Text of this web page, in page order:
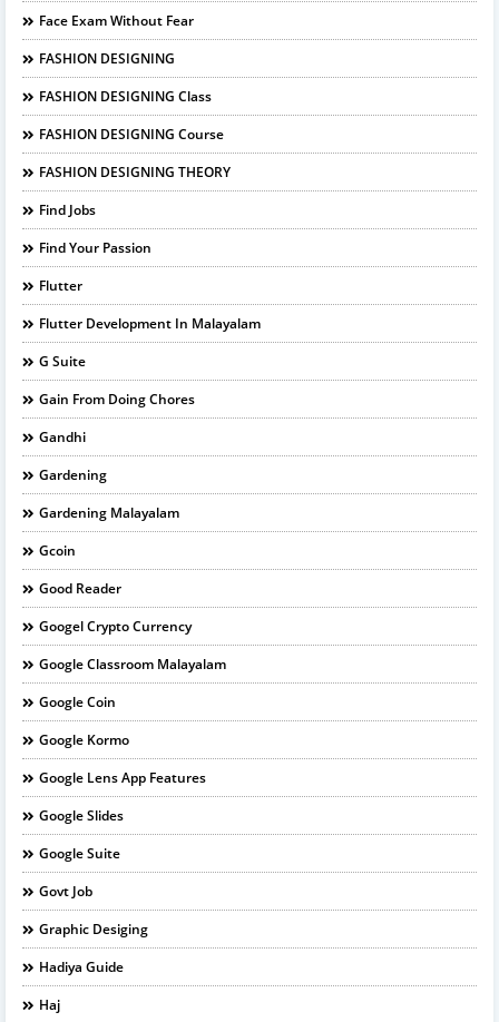
Face Exam Without Fear
FASHION DESIGNING
FASHION DESIGNING Class
FASHION DESIGNING Course
FASHION DESIGNING THEORY
Find Jobs
Find Your Passion
Flutter
Flutter Development In Malayalam
G Suite
Gain From Doing Chores
Gandhi
Gardening
Gardening Malayalam
Gcoin
Good Reader
Googel Crypto Currency
Google Classroom Malayalam
Google Coin
Google Kormo
Google Lens App Features
Google Slides
Google Suite
Govt Job
Graphic Desiging
Hadiya Guide
Haj